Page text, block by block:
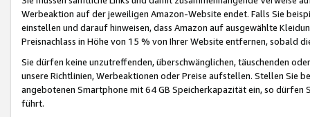
Werbeaktion auf der jeweiligen Amazon-Website endet. Falls Sie
einstellen und darauf hinweisen, dass Amazon auf ausgewählte
Preisnachlass in Höhe von 15 % von Ihrer Website entfernen, sobald
Sie dürfen keine unzutreffenden, überschwänglichen, täuschenden
unsere Richtlinien, Werbeaktionen oder Preise aufstellen. Stellen Sie
angebotenen Smartphone mit 64 GB Speicherkapazität ein, so dürfen
führt.